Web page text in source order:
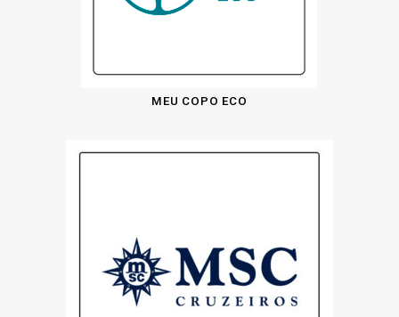
MEU COPO ECO